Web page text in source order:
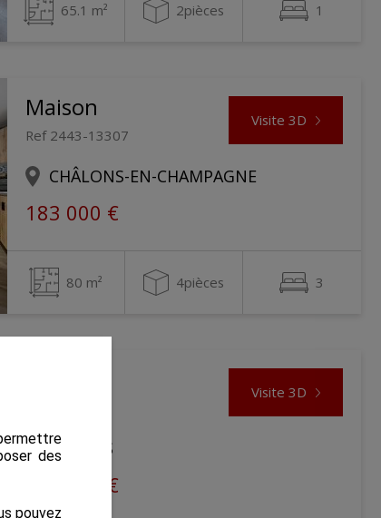
65.1 m² 2pièces 1
Maison
Ref 2443-13307
Visite 3D
CHÂLONS-EN-CHAMPAGNE
183 000 €
80 m² 4pièces 3
Visite 3D
SUIPPES
284 900 €
des
pouvez